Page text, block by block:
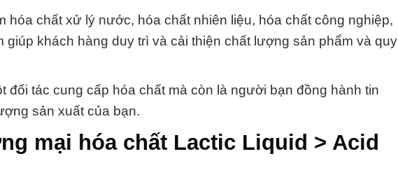
hóa chất xử lý nước, hóa chất nhiên liệu, hóa chất công nghiệp,
khách hàng duy trì và cải thiện chất lượng sản phẩm và quy
đối tác cung cấp hóa chất mà còn là người bạn đồng hành tin
sản xuất của bạn.
mại hóa chất Lactic Liquid > Acid